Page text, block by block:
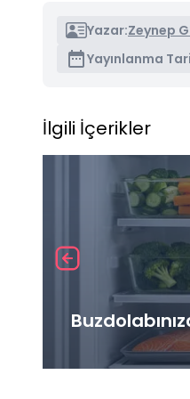
Yazar:Zeynep
Yayınlanma
İlgili İçerikler